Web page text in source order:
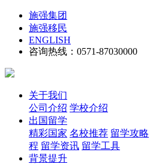
施强集团
施强移民
ENGLISH
咨询热线：0571-87030000
关于我们
公司介绍 学校介绍
出国留学
精彩国家 名校推荐 留学攻略
程 留学资讯 留学工具
背景提升